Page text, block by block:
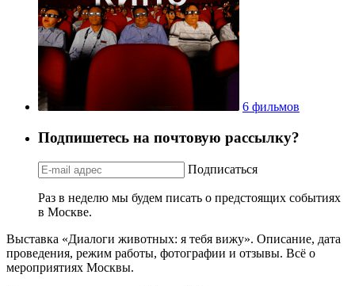
6 фильмов
Подпишетесь на почтовую рассылку?
Подписаться
Раз в неделю мы будем писать о предстоящих событиях
в Москве.
Выставка «Диалоги животных: я тебя вижу». Описание, дата
проведения, режим работы, фотографии и отзывы. Всё о
мероприятиях Москвы.